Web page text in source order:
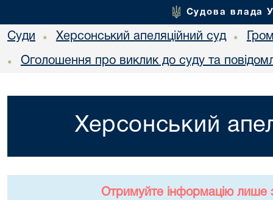
Судова влада
Суди • Херсонський апеляційний суд •
• Оголошення про виклик до суду та
Херсонський
Отримуйте інформацію лише